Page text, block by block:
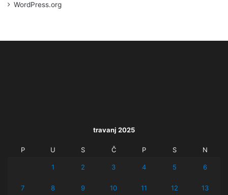
WordPress.org
travanj 2025
P U S Č P S N
1 2 3 4 5 6
7 8 9 10 11 12 13